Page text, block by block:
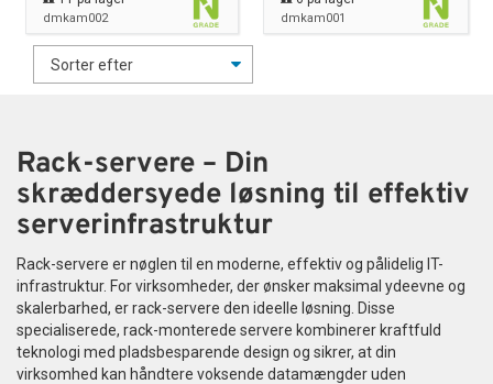
dmkam002 dmkam001
Rack-servere – Din
skræddersyede løsning til effektiv
serverinfrastruktur
Rack-servere er nøglen til en moderne, effektiv og pålidelig IT-
infrastruktur. For virksomheder, der ønsker maksimal ydeevne og
skalerbarhed, er rack-servere den ideelle løsning. Disse
specialiserede, rack-monterede servere kombinerer kraftfuld
teknologi med pladsbesparende design og sikrer, at din
virksomhed kan håndtere voksende datamængder uden